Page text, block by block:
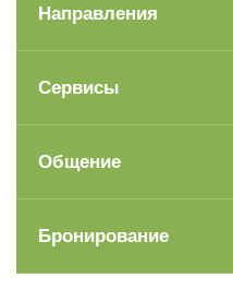
Направления
Сервисы
Общение
Бронирование